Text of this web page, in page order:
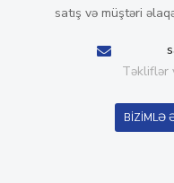
satış və müştəri
Təkliflər
BİZİMLƏ